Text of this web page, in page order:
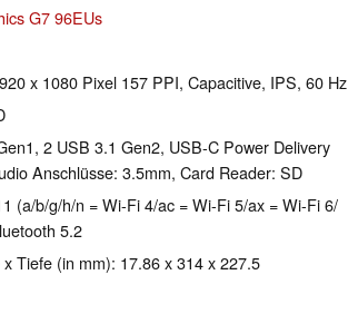
G7 96EUs
x 1080 Pixel 157 PPI, Capacitive, IPS, 60 Hz
2 USB 3.1 Gen2, USB-C Power Delivery
Anschlüsse: 3.5mm, Card Reader: SD
(a/b/g/h/n = Wi-Fi 4/ac = Wi-Fi 5/ax = Wi-Fi 6/
5.2
Tiefe (in mm): 17.86 x 314 x 227.5